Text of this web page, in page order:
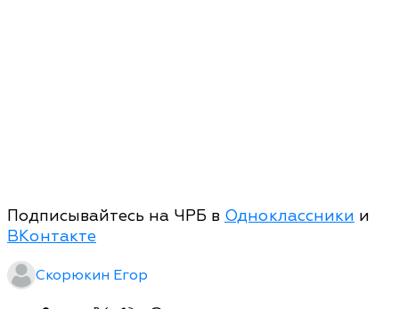
Подписывайтесь на ЧРБ в Одноклассники и
ВКонтакте
Скорюкин Егор